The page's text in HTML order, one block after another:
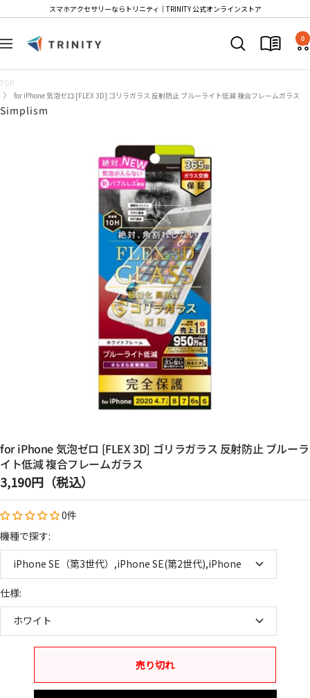
テ
ツ
へ
ス
スマホアクセサリーならトリニティ│TRINITY 公式オンラインストア
ナ
ゲ
ー
シ
Trinity
0
TOP
for iPhone 気泡ゼロ [FLEX 3D] ゴリラガラス 反射防止 ブルーライト低減 複合フレームガラス
Simplism
for iPhone 気泡ゼロ [FLEX 3D] ゴリラガラス 反射防止 ブルーラ
イト低減 複合フレームガラス
セ
ー
ル
価
格
3,190円（税込）
0件
機種で探す:
iPhone SE（第3世代）,iPhone SE(第2世代),iPhone 8,iPhone
仕様:
ホワイト
売り切れ